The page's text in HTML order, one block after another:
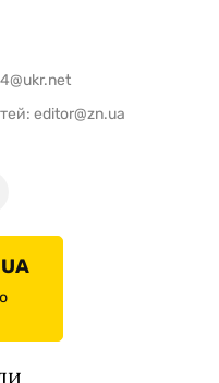
editor@zn.ua